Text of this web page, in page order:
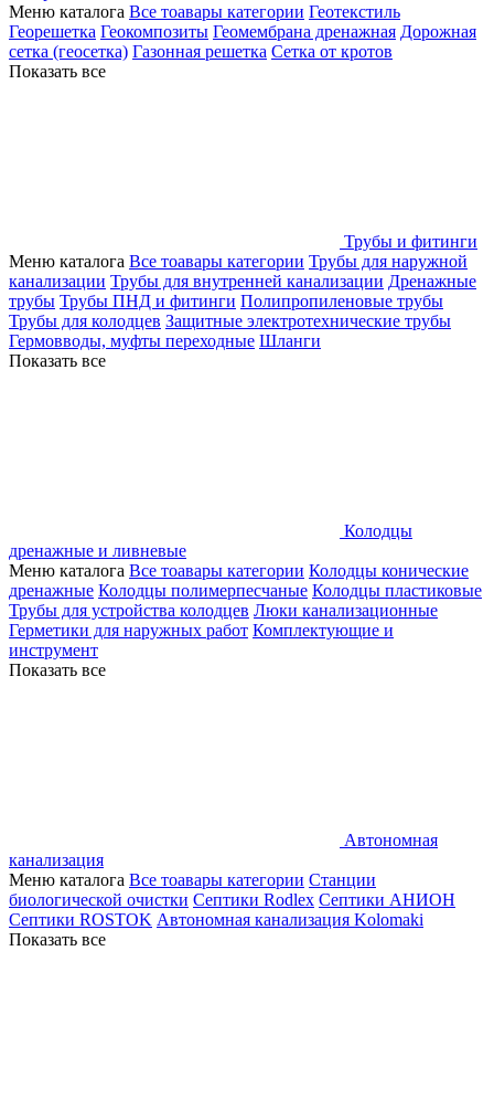
Меню каталога Все тоавары категории Геотекстиль
Георешетка Геокомпозиты Геомембрана дренажная Дорожная
сетка (геосетка) Газонная решетка Сетка от кротов
Показать все
Трубы и фитинги
Меню каталога Все тоавары категории Трубы для наружной
канализации Трубы для внутренней канализации Дренажные
трубы Трубы ПНД и фитинги Полипропиленовые трубы
Трубы для колодцев Защитные электротехнические трубы
Гермовводы, муфты переходные Шланги
Показать все
Колодцы
дренажные и ливневые
Меню каталога Все тоавары категории Колодцы конические
дренажные Колодцы полимерпесчаные Колодцы пластиковые
Трубы для устройства колодцев Люки канализационные
Герметики для наружных работ Комплектующие и
инструмент
Показать все
Автономная
канализация
Меню каталога Все тоавары категории Станции
биологической очистки Септики Rodlex Септики АНИОН
Септики ROSTOK Автономная канализация Kolomaki
Показать все